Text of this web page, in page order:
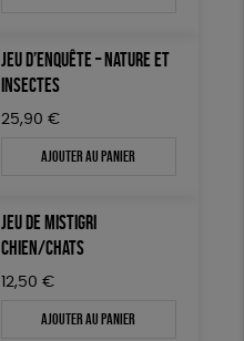
JEU D’ENQUÊTE – NATURE ET
INSECTES
25,90 €
Ajouter au panier
JEU DE MISTIGRI
CHIEN/CHATS
12,50 €
Ajouter au panier